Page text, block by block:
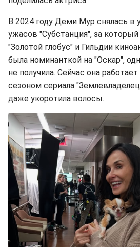
В 2024 году Деми Мур снялась
ужасов "Субстанция", за
"Золотой глобус" и Гильдии
была номинанткой на "Оскар",
не получила. Сейчас она
сезоном сериала
даже укоротила волосы.